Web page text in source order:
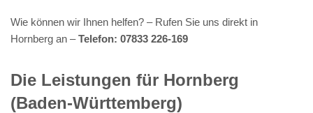
Wie können wir Ihnen helfen? – Rufen Sie uns direkt in
Hornberg an –Telefon: 07833 226-169
Die Leistungen für Hornberg
(Baden-Württemberg)